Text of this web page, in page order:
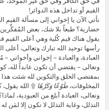
القيم أو تداخل هذه الدوائر!
نأتي الآن يا إخواني إلى مسألة
حضارية؟ طبعاً بلا شك، بعض المُفكِّرين
يقول هناك قيم كُلية وهي أعلى القيم
رأسها توحيد الله تبارك وتعالى، أعلى
العبادة، والعبادة – إخواني وأخواتي
وتعالى – يقتضي أن تكون عابداً لله،
بمقتضى الخلق والتكوين لله شئت هذا
المخلوقات،طَوْعًا وَكَرْهًا ۩ الله
وتعالى، العبادة أبلغ من العبودية،
التذلل، وغاية التذلل لا تكون إلا لمَن